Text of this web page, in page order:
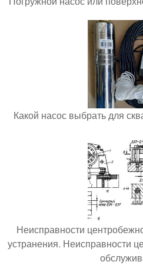
Какой насос выбрать для
Неисправности
устранения. Неисправности